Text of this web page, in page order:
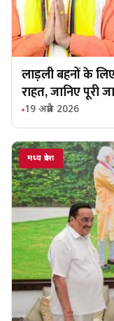
लाड़ली बहनों के
राहत, जानिए पूरी
19 अप्रैल 2026
मध्य प्रदेश